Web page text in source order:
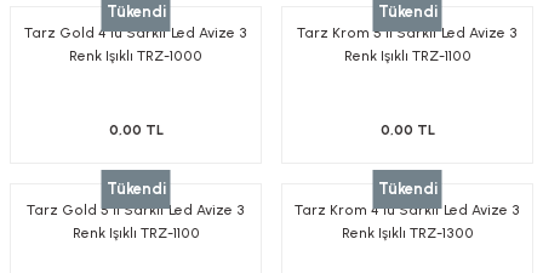
Tükendi
Tarz Gold 4'lü Sarkıt Led Avize 3
Renk Işıklı TRZ-1000
0,00 TL
Tükendi
Tarz Krom 5'li Sarkıt Led Avize 3
Renk Işıklı TRZ-1100
0,00 TL
Tükendi
Tarz Gold 5'li Sarkıt Led Avize 3
Renk Işıklı TRZ-1100
Tükendi
Tarz Krom 4'lü Sarkıt Led Avize 3
Renk Işıklı TRZ-1300